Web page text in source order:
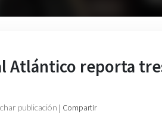
Atlántico reporta
publicación | Compartir